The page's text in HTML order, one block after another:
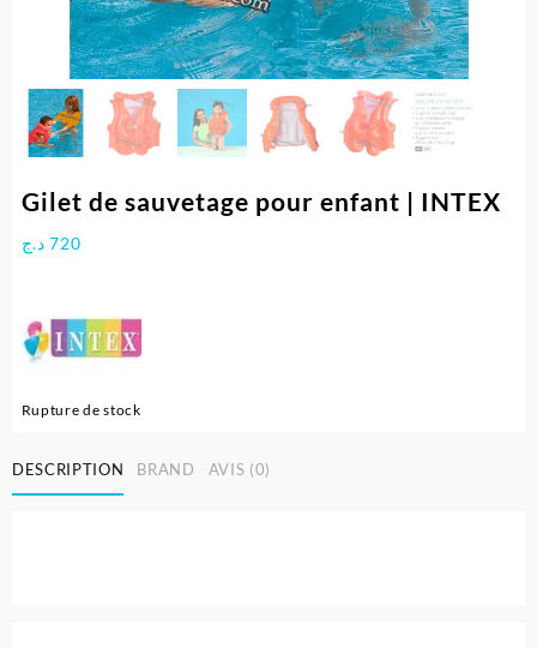
Gilet de sauvetage pour enfant | INTEX
720 د.ج
Rupture de stock
DESCRIPTION BRAND AVIS (0)